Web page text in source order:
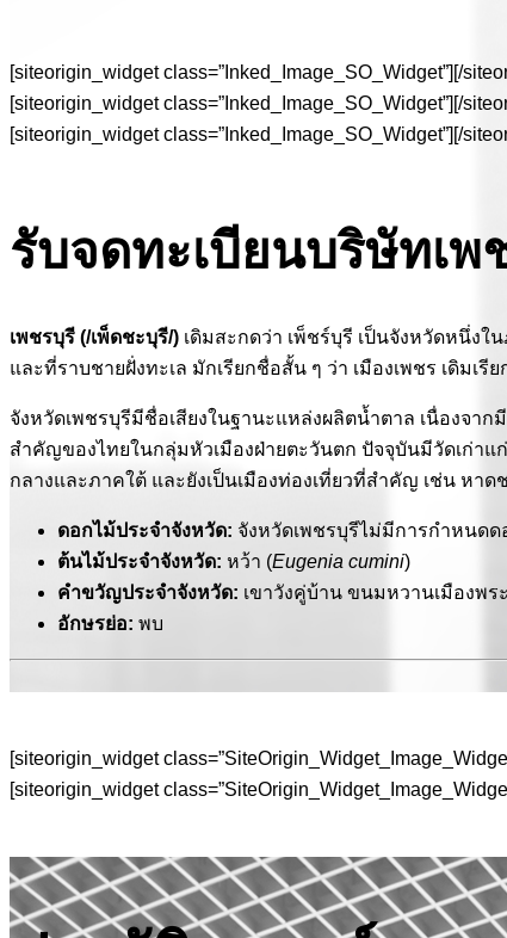
[siteorigin_widget class=”Inked_Image_SO_Widget”] [/
[siteorigin_widget class=”Inked_Image_SO_Widget”] [/
[siteorigin_widget class=”Inked_Image_SO_Widget”] [/
รับจดทะเบียนบริษัทเพ
เพชรบุรี (/เพ็ดชะบุรี/) เดิมสะกดว่า เพ็ชร์บุรี เป็นจังหวัดหนึ่ง
และที่ราบชายฝั่งทะเล มักเรียกชื่อสั้น ๆ ว่า เมืองเพชร เดิม
จังหวัดเพชรบุรีมีชื่อเสียงในฐานะแหล่งผลิตน้ำตาล เนื่องจา
สำคัญของไทยในกลุ่มหัวเมืองฝ่ายตะวันตก ปัจจุบันมีวัดเก่าแ
กลางและภาคใต้ และยังเป็นเมืองท่องเที่ยวที่สำคัญ เช่น หา
ดอกไม้ประจำจังหวัด: จังหวัดเพชรบุรีไม่มีการกำหนด
ต้นไม้ประจำจังหวัด: หว้า (Eugenia cumini)
คำขวัญประจำจังหวัด: เขาวังคู่บ้าน ขนมหวานเมืองพร
อักษรย่อ: พบ
[siteorigin_widget
[siteorigin_widget